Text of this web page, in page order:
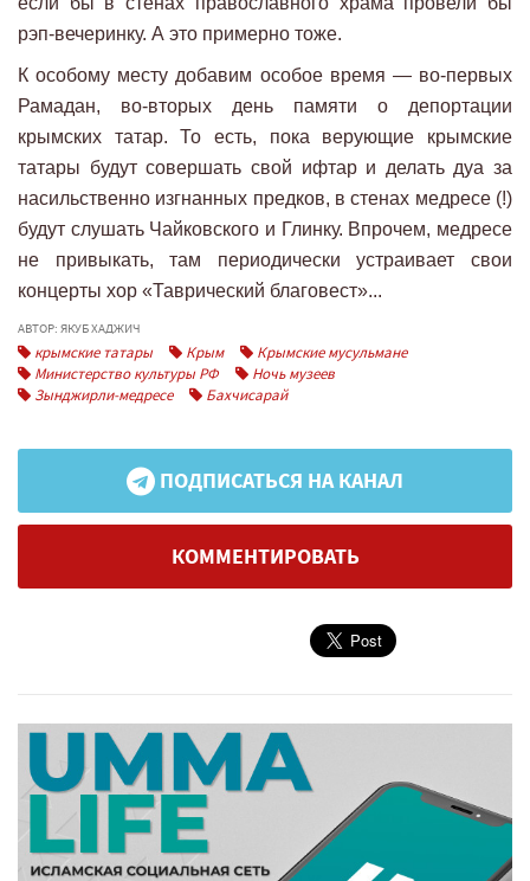
рэп-вечеринку. А это примерно тоже.
К особому месту добавим особое время — во-первых
Рамадан, во-вторых день памяти о депортации
крымских татар. То есть, пока верующие крымские
татары будут совершать свой ифтар и делать дуа за
насильственно изгнанных предков, в стенах медресе (!)
будут слушать Чайковского и Глинку. Впрочем, медресе
не привыкать, там периодически устраивает свои
концерты хор «Таврический благовест»...
АВТОР: ЯКУБ ХАДЖИЧ
крымские татары Крым
Крымские мусульмане
Министерство культуры РФ
Ночь музеев
Зынджирли-медресе
Бахчисарай
ПОДПИСАТЬСЯ НА КАНАЛ
КОММЕНТИРОВАТЬ